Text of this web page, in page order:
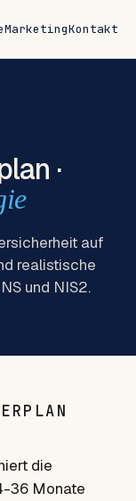
MarketingKontakt
·
auf
realistische
und NIS2.
die
36 Monate